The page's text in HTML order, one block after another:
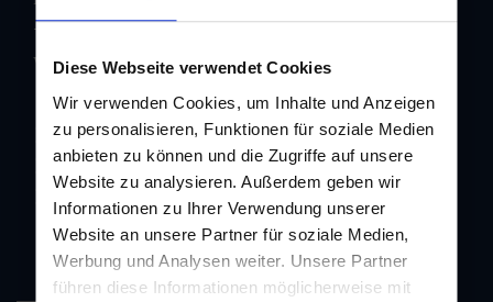
Diese Webseite verwendet Cookies
Wir verwenden Cookies, um Inhalte und Anzeigen
zu personalisieren, Funktionen für soziale Medien
anbieten zu können und die Zugriffe auf unsere
Website zu analysieren. Außerdem geben wir
Informationen zu Ihrer Verwendung unserer
Website an unsere Partner für soziale Medien,
Werbung und Analysen weiter. Unsere Partner
führen diese Informationen möglicherweise mit
+43 6433 7223
www.dorfgastein.com
Imprint
Data protection